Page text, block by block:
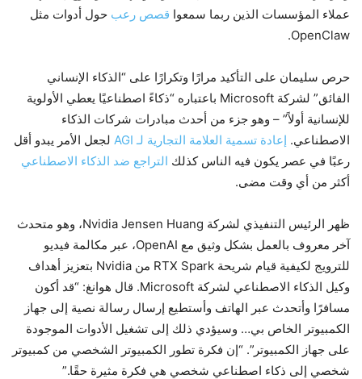
عملاء المؤسسات الذين ربما سمعوا قصص رعب حول أدوات مثل
OpenClaw.
حرص سليمان على التأكيد مرارًا وتكرارًا على “الذكاء الإنساني
الفائق” لشركة Microsoft باعتباره “ذكاءً اصطناعيًا يعطي الأولوية
للإنسانية أولاً” – وهو جزء من أحدث مبادرات شركات الذكاء
الاصطناعي. إعادة تسمية العلامة التجارية لـ AGI
لجعل الأمر يبدو أقل
رعبًا في عصر يكون فيه الناس كذلك التراجع ضد الذكاء الاصطناعي
أكثر من أي وقت مضى.
ظهر الرئيس التنفيذي لشركة Nvidia Jensen Huang، وهو متحدث
آخر معروف بالعمل بشكل وثيق مع OpenAI، عبر مكالمة فيديو
للترويج لكيفية قيام شريحة RTX Spark من Nvidia بتعزيز أهداف
وكيل الذكاء الاصطناعي لشركة Microsoft. قال هوانغ: “قد أكون
مسافرًا وأتحدث عبر الهاتف وأستطيع إرسال رسالة نصية إلى جهاز
الكمبيوتر الخاص بي… وسيؤدي ذلك إلى تشغيل الأدوات الموجودة
على جهاز الكمبيوتر”. “إن فكرة تطور الكمبيوتر الشخصي من كمبيوتر
شخصي إلى ذكاء اصطناعي شخصي هي فكرة مثيرة حقًا.”